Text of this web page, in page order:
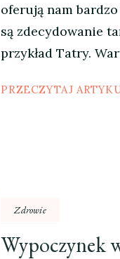
oferują nam
są zdecydowanie
przykład Tatry.
PRZECZYTAJ
Zdrowie
Wypoczynek